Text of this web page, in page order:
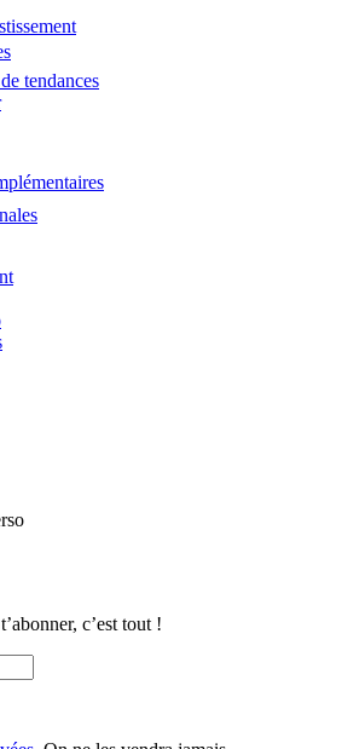
tendances
c’est tout !